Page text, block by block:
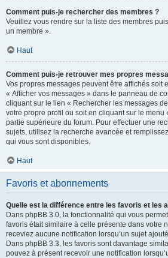
Comment puis-je rechercher des membres ?
Veuillez vous rendre sur la liste des membres
un membre ».
Haut
Comment puis-je retrouver mes propres
Vos propres messages peuvent être affichés soit
« Afficher vos messages » dans le panneau de
cliquant sur le lien « Rechercher les messages
votre propre profil ou soit en cliquant sur le menu
partie supérieure du forum. Pour effectuer une
sujets, utilisez la recherche avancée et
qui vous sont disponibles.
Haut
Favoris et abonnements
Quelle est la différence entre les favoris et les
Dans phpBB 3.0, la fonctionnalité qui vous
favoris était similaire à celle présente dans votre
receviez aucune notification lorsqu’un sujet
Dans phpBB 3.3, les favoris sont davantage
pouvez à présent recevoir une notification